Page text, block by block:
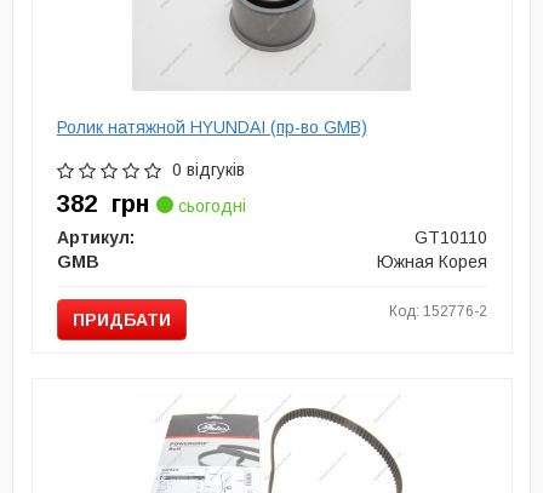
Ролик натяжной HYUNDAI (пр-во GMB)
0 відгуків
382 грн
сьогодні
Артикул:
GT10110
GMB
Южная Корея
ПРИДБАТИ Код: 152776-2